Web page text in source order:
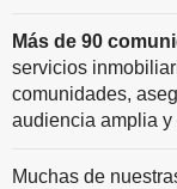
Más de 90
servicios
comunidades,
audiencia amplia y
Muchas de